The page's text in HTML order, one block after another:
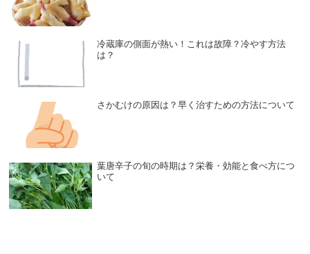
冷蔵庫の側面が熱い！これは故障？冷やす方法
は？
さかむけの原因は？早く治すための方法について
葉唐辛子の旬の時期は？栄養・効能と食べ方につ
いて